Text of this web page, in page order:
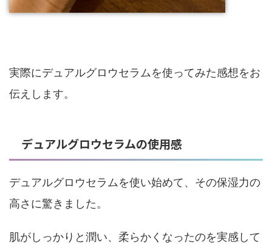
実際にデュアルグロウセラムを使ってみた感想をお
伝えします。
デュアルグロウセラムの使用感
デュアルグロウセラムを使い始めて、その保湿力の
高さに驚きました。
肌がしっかりと潤い、柔らかくなったのを実感して